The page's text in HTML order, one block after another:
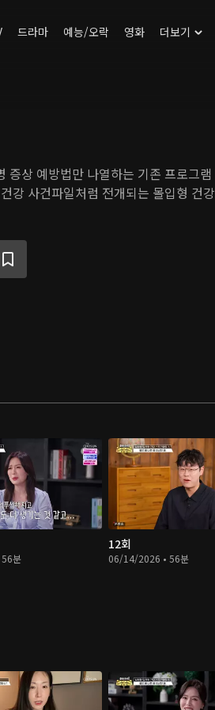
드라마 예능/오락 영화 더보기
증상 예방법만 나열하는 기존 프로그램
강 사건파일처럼 전개되는 몰입형 건강
분
12회
06/14/2026 • 56분